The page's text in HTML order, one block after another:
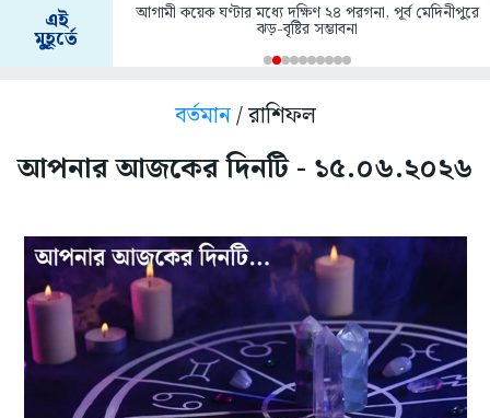
এই
মুহূর্তে
আগামী কয়েক ঘণ্টার মধ্যে দক্ষিণ ২৪ পরগনা, পূর্ব মেদিনীপুরে
ঝড়-বৃষ্টির সম্ভাবনা
বর্তমান/ রাশিফল
আপনার আজকের দিনটি - ১৫.০৬.২০২৬